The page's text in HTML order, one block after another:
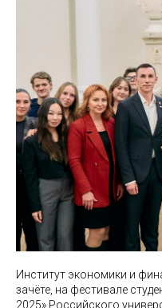
Институт экономики и
зачёте, на фестивале
2025» Российского